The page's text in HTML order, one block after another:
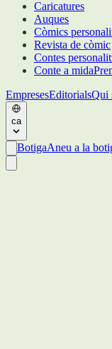
Caricatures
Auques
Còmics
Revista de còmic
Contes
Conte a mida
EmpresesEditorialsQui
ca
BotigaAneu a la